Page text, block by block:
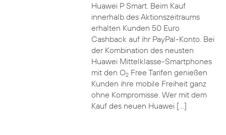
Huawei P Smart. Beim Kauf
innerhalb des Aktionszeitraums
erhalten Kunden 50 Euro
Cashback auf ihr PayPal-Konto. Bei
der Kombination des neusten
Huawei Mittelklasse-Smartphones
mit den O2Free Tarifen genießen
Kunden ihre mobile Freiheit ganz
ohne Kompromisse. Wer mit dem
Kauf des neuen Huawei […]